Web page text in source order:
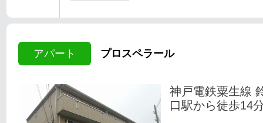
アパート プロスペラール
神戸電鉄粟生線
口駅から徒歩14